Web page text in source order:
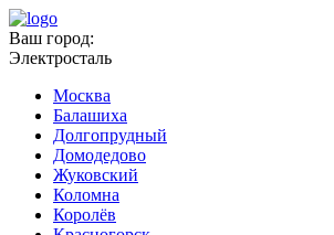
Ваш город:
Электросталь
Москва
Балашиха
Долгопрудный
Домодедово
Жуковский
Коломна
Королёв